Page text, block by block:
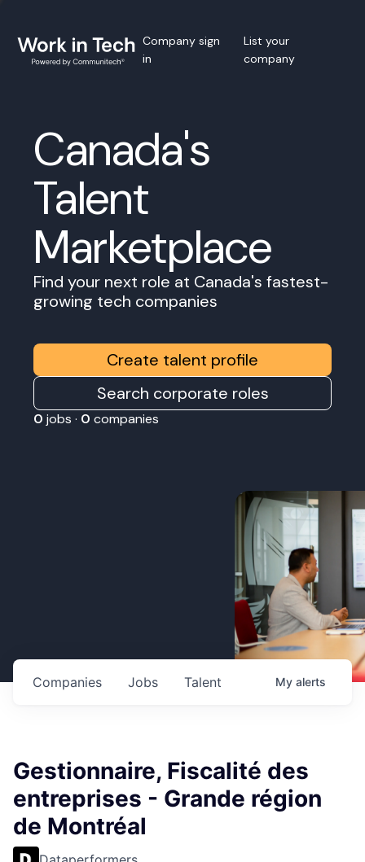
Company sign
in
List your
company
Canada's
Talent
Marketplace
Find your next role at Canada's fastest-
growing tech companies
Create talent profile
Search corporate roles
0 jobs · 0 companies
Jobs
Companies Talent My alerts
Gestionnaire, Fiscalité des
entreprises - Grande région
de Montréal